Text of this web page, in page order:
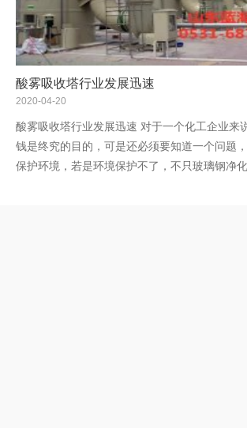
酸雾吸收塔行业发展迅速
2020-04-20
酸雾吸收塔行业发展迅速 对于一个化工企业来
钱是终究的目的，可是还必须要知道一个问题
保护环境，若是环境保护不了，不只玻璃钢净